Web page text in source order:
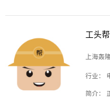
工头帮
上海轰
行业：
简介：